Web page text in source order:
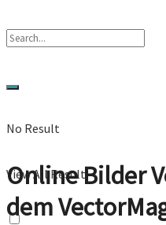
No Result
View All Result
Online Bilder
dem